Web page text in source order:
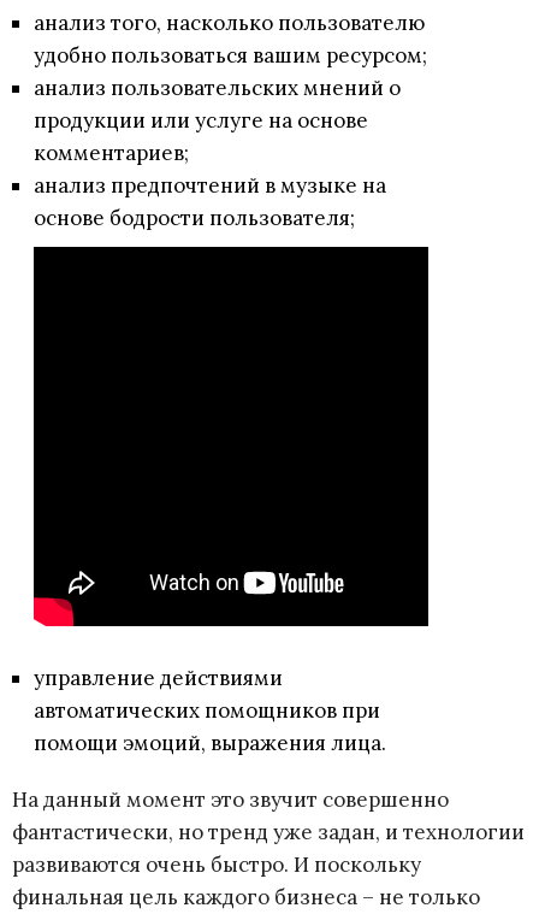
анализ того, насколько пользователю
удобно пользоваться вашим ресурсом;
анализ пользовательских мнений о
продукции или услуге на основе
комментариев;
анализ предпочтений в музыке на
основе бодрости пользователя;
управление действиями
автоматических помощников при
помощи эмоций, выражения лица.
На данный момент это звучит совершенно
фантастически, но тренд уже задан, и технологии
развиваются очень быстро. И поскольку
финальная цель каждого бизнеса – не только